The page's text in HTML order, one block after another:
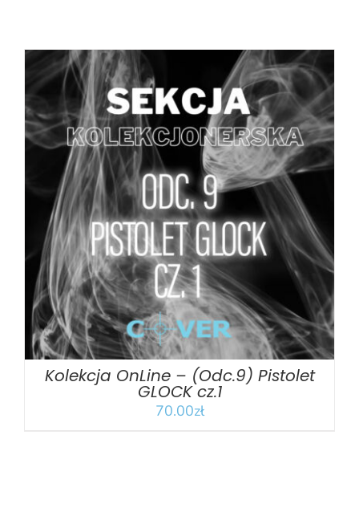
DODAJ DO KOSZYKA SZCZEGÓŁY
Kolekcja OnLine – (Odc.9) Pistolet
GLOCK cz.1
70.00zł